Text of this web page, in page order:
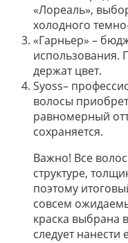
«Лореаль»,
холодного
«Гарньер» –
использования.
держат цвет.
Syoss–
волосы
равномерный
сохраняется.
Важно! Все
структуре,
поэтому
совсем
краска выбрана
следует